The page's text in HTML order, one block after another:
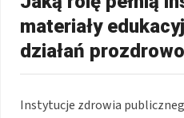
materiały
działań
Instytucje zdrowia